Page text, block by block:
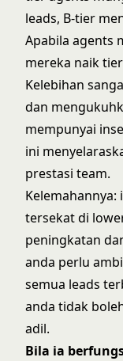
leads, B-tier
Apabila agents
mereka naik
Kelebihan
dan
mempunyai
ini
prestasi team.
tersekat di
peningkatan
anda perlu
semua leads
anda tidak
adil.
Bila ia